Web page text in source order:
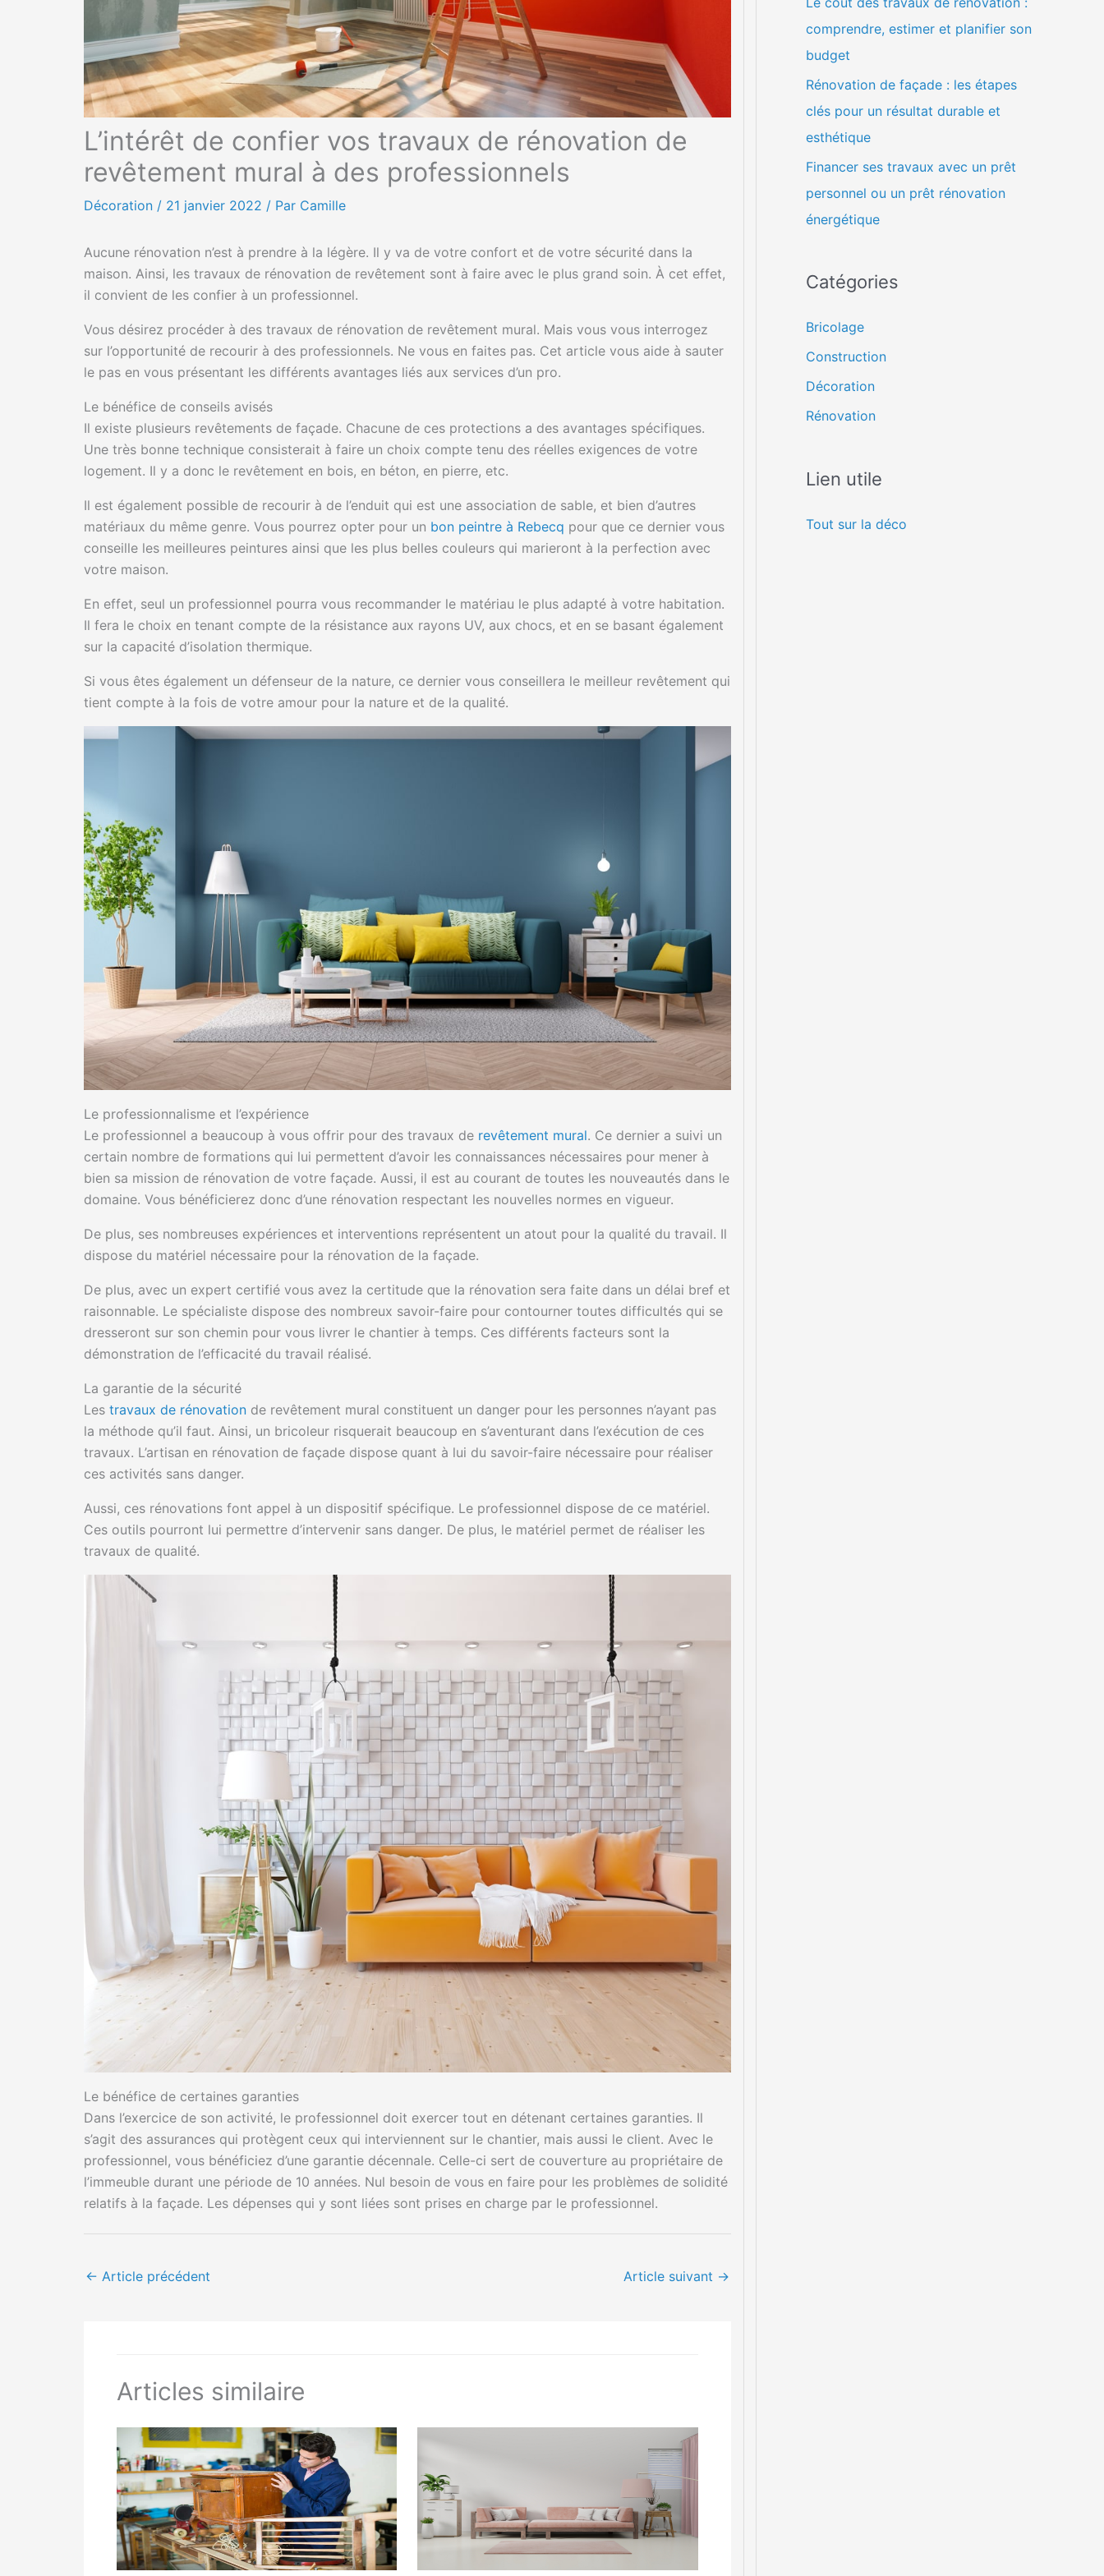
L’intérêt de confier vos travaux de rénovation de
revêtement mural à des professionnels
Décoration / 21 janvier 2022 / Par Camille
Aucune rénovation n’est à prendre à la légère. Il y va de votre confort et de votre sécurité dans la
maison. Ainsi, les travaux de rénovation de revêtement sont à faire avec le plus grand soin. À cet effet,
il convient de les confier à un professionnel.
Vous désirez procéder à des travaux de rénovation de revêtement mural. Mais vous vous interrogez
sur l’opportunité de recourir à des professionnels. Ne vous en faites pas. Cet article vous aide à sauter
le pas en vous présentant les différents avantages liés aux services d’un pro.
Le bénéfice de conseils avisés
Il existe plusieurs revêtements de façade. Chacune de ces protections a des avantages spécifiques.
Une très bonne technique consisterait à faire un choix compte tenu des réelles exigences de votre
logement. Il y a donc le revêtement en bois, en béton, en pierre, etc.
Il est également possible de recourir à de l’enduit qui est une association de sable, et bien d’autres
matériaux du même genre. Vous pourrez opter pour un bon peintre à Rebecq pour que ce dernier vous
conseille les meilleures peintures ainsi que les plus belles couleurs qui marieront à la perfection avec
votre maison.
En effet, seul un professionnel pourra vous recommander le matériau le plus adapté à votre habitation.
Il fera le choix en tenant compte de la résistance aux rayons UV, aux chocs, et en se basant également
sur la capacité d’isolation thermique.
Si vous êtes également un défenseur de la nature, ce dernier vous conseillera le meilleur revêtement qui
tient compte à la fois de votre amour pour la nature et de la qualité.
Le professionnalisme et l’expérience
Le professionnel a beaucoup à vous offrir pour des travaux de revêtement mural. Ce dernier a suivi un
certain nombre de formations qui lui permettent d’avoir les connaissances nécessaires pour mener à
bien sa mission de rénovation de votre façade. Aussi, il est au courant de toutes les nouveautés dans le
domaine. Vous bénéficierez donc d’une rénovation respectant les nouvelles normes en vigueur.
De plus, ses nombreuses expériences et interventions représentent un atout pour la qualité du travail. Il
dispose du matériel nécessaire pour la rénovation de la façade.
De plus, avec un expert certifié vous avez la certitude que la rénovation sera faite dans un délai bref et
raisonnable. Le spécialiste dispose des nombreux savoir-faire pour contourner toutes difficultés qui se
dresseront sur son chemin pour vous livrer le chantier à temps. Ces différents facteurs sont la
démonstration de l’efficacité du travail réalisé.
La garantie de la sécurité
Les travaux de rénovation de revêtement mural constituent un danger pour les personnes n’ayant pas
la méthode qu’il faut. Ainsi, un bricoleur risquerait beaucoup en s’aventurant dans l’exécution de ces
travaux. L’artisan en rénovation de façade dispose quant à lui du savoir-faire nécessaire pour réaliser
ces activités sans danger.
Aussi, ces rénovations font appel à un dispositif spécifique. Le professionnel dispose de ce matériel.
Ces outils pourront lui permettre d’intervenir sans danger. De plus, le matériel permet de réaliser les
travaux de qualité.
Le bénéfice de certaines garanties
Dans l’exercice de son activité, le professionnel doit exercer tout en détenant certaines garanties. Il
s’agit des assurances qui protègent ceux qui interviennent sur le chantier, mais aussi le client. Avec le
professionnel, vous bénéficiez d’une garantie décennale. Celle-ci sert de couverture au propriétaire de
l’immeuble durant une période de 10 années. Nul besoin de vous en faire pour les problèmes de solidité
relatifs à la façade. Les dépenses qui y sont liées sont prises en charge par le professionnel.
← Article précédent Article suivant →
Articles similaire
comprendre, estimer et planifier son
budget
Rénovation de façade : les étapes
clés pour un résultat durable et
esthétique
Financer ses travaux avec un prêt
personnel ou un prêt rénovation
énergétique
Catégories
Bricolage
Construction
Décoration
Rénovation
Lien utile
Tout sur la déco